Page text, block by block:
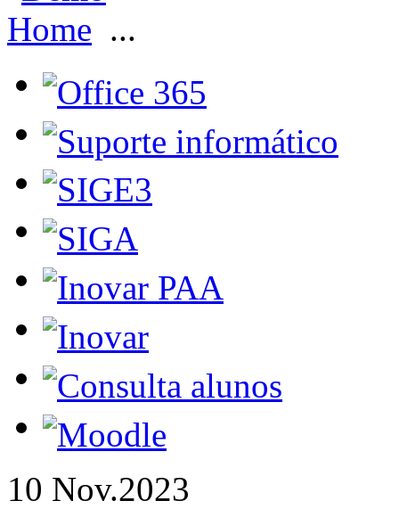
Home ...
10 Nov.2023